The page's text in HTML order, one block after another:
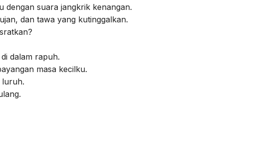
dengan suara jangkrik kenangan.
dan tawa yang kutinggalkan.
dalam rapuh.
masa kecilku.
luruh.